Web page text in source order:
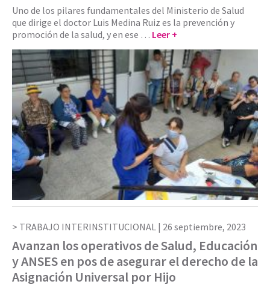
Uno de los pilares fundamentales del Ministerio de Salud
que dirige el doctor Luis Medina Ruiz es la prevención y
promoción de la salud, y en ese … Leer +
TRABAJO INTERINSTITUCIONAL | 26 septiembre, 2023
Avanzan los operativos de Salud, Educación
y ANSES en pos de asegurar el derecho de la
Asignación Universal por Hijo